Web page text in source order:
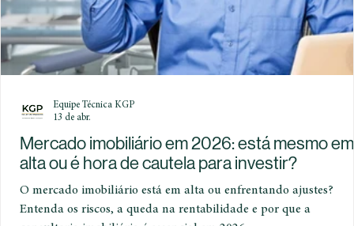
Mercado imobiliário em 2026: está mesmo em
alta ou é hora de cautela para investir?
O mercado imobiliário está em alta ou enfrentando ajustes?
13 de abr.